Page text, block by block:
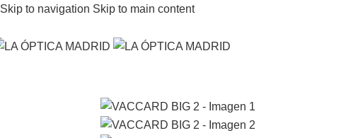
Skip to navigation Skip to main content